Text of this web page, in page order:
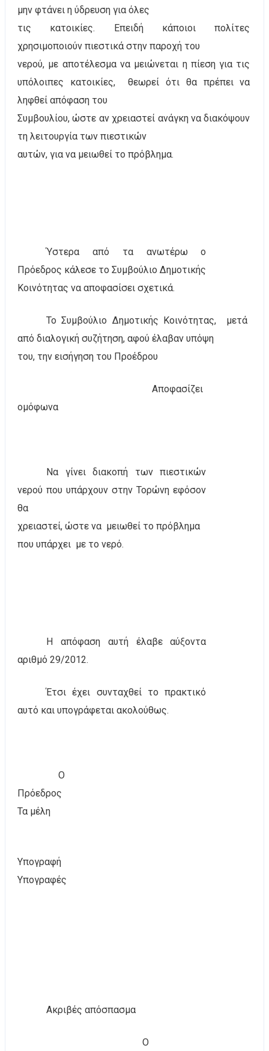
μην φτάνει η ύδρευση για όλες
τις κατοικίες. Επειδή κάποιοι πολίτες
χρησιμοποιούν πιεστικά στην παροχή του
νερού, με αποτέλεσμα να μειώνεται η πίεση για τις
υπόλοιπες κατοικίες,
θεωρεί ότι θα πρέπει να
ληφθεί απόφαση του
Συμβουλίου, ώστε αν χρειαστεί ανάγκη να διακόψουν
τη λειτουργία των πιεστικών
αυτών, για να μειωθεί το πρόβλημα.
Ύστερα από τα ανωτέρω ο
Πρόεδρος κάλεσε το Συμβούλιο Δημοτικής
Κοινότητας να αποφασίσει σχετικά.
Το Συμβούλιο Δημοτικής Κοινότητας,
μετά
από διαλογική συζήτηση, αφού έλαβαν υπόψη
του, την εισήγηση του Προέδρου
Αποφασίζει
ομόφωνα
Να γίνει διακοπή των πιεστικών
νερού που υπάρχουν στην Τορώνη εφόσον
θα
χρειαστεί, ώστε να μειωθεί το πρόβλημα
που υπάρχει με το νερό.
Η απόφαση αυτή έλαβε αύξοντα
αριθμό 29/2012.
Έτσι έχει συνταχθεί το πρακτικό
αυτό και υπογράφεται ακολούθως.
Ο
Πρόεδρος
Τα μέλη
Υπογραφή
Υπογραφές
Ακριβές απόσπασμα
Ο